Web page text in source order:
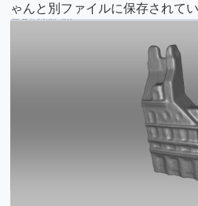
ゃんと別ファイルに保存されてい